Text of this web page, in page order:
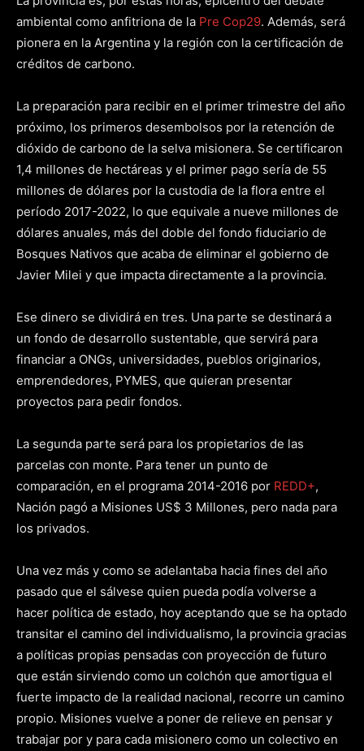
ambiental como anfitriona de la Pre Cop29. Además, será
pionera en la Argentina y la región con la certificación de
créditos de carbono.
La preparación para recibir en el primer trimestre del año
próximo, los primeros desembolsos por la retención de
dióxido de carbono de la selva misionera. Se certificaron
1,4 millones de hectáreas y el primer pago sería de 55
millones de dólares por la custodia de la flora entre el
período 2017-2022, lo que equivale a nueve millones de
dólares anuales, más del doble del fondo fiduciario de
Bosques Nativos que acaba de eliminar el gobierno de
Javier Milei y que impacta directamente a la provincia.
Ese dinero se dividirá en tres. Una parte se destinará a
un fondo de desarrollo sustentable, que servirá para
financiar a ONGs, universidades, pueblos originarios,
emprendedores, PYMES, que quieran presentar
proyectos para pedir fondos.
La segunda parte será para los propietarios de las
parcelas con monte. Para tener un punto de
comparación, en el programa 2014-2016 por REDD+,
Nación pagó a Misiones US$ 3 Millones, pero nada para
los privados.
Una vez más y como se adelantaba hacia fines del año
pasado que el sálvese quien pueda podía volverse a
hacer política de estado, hoy aceptando que se ha optado
transitar el camino del individualismo, la provincia gracias
a políticas propias pensadas con proyección de futuro
que están sirviendo como un colchón que amortigua el
fuerte impacto de la realidad nacional, recorre un camino
propio. Misiones vuelve a poner de relieve en pensar y
trabajar por y para cada misionero como un colectivo en